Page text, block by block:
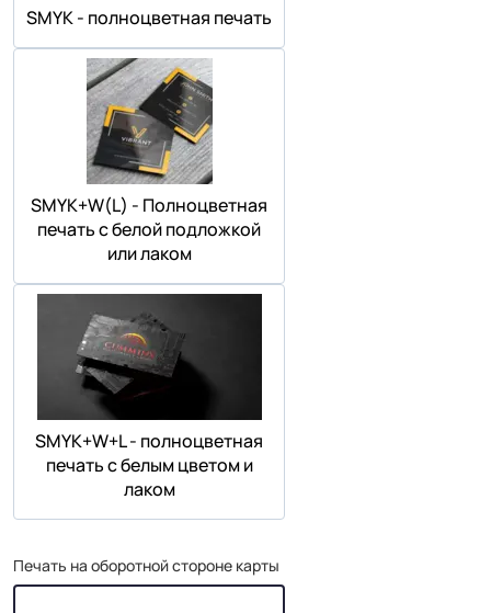
SMYK - полноцветная печать
SMYK+W(L) - Полноцветная
печать с белой подложкой
или лаком
SMYK+W+L - полноцветная
печать с белым цветом и
лаком
Печать на оборотной стороне карты